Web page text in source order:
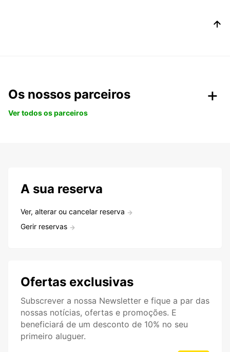
Os nossos parceiros
Ver todos os parceiros
A sua reserva
Ver, alterar ou cancelar reserva
Gerir reservas
Ofertas exclusivas
Subscrever a nossa Newsletter e fique a par das
nossas notícias, ofertas e promoções. E
beneficiará de um desconto de 10% no seu
primeiro aluguer.